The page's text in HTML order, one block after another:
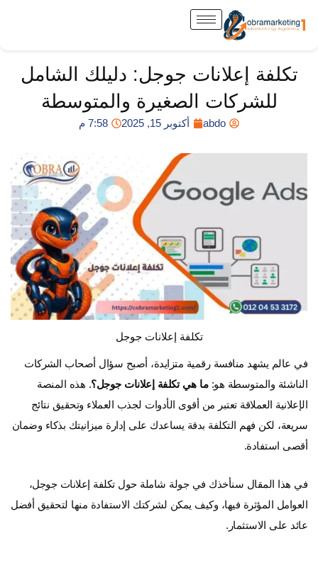
تكلفة إعلانات جوجل: دليلك الشامل
للشركات الصغيرة والمتوسطة
abdo أكتوبر 15, 2025 7:58 م
تكلفة إعلانات جوجل
في عالم يشهد منافسة رقمية متزايدة، أصبح سؤال أصحاب الشركات
الناشئة والمتوسطة هو:ما هي تكلفة إعلانات جوجل؟. هذه المنصة
الإعلانية العملاقة تعتبر من أقوى الأدوات لجذب العملاء وتحقيق نتائج
سريعة، لكن فهم التكلفة بدقة يساعدك على إدارة ميزانيتك بذكاء وضمان
أقصى استفادة.
في هذا المقال سنأخذك في جولة شاملة حول تكلفة إعلانات جوجل،
العوامل المؤثرة فيها، وكيف يمكن لشركتك الاستفادة منها لتحقيق أفضل
عائد على الاستثمار.